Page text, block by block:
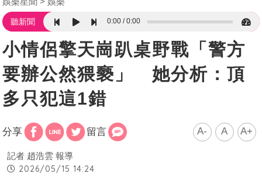
聽新聞 0:00 0:00
小情侶擎天崗趴桌野戰「警方
要辦公然猥褻」 她分析：頂
多只犯這1錯
分享 留言 A- A A+
記者 趙浩雲 報導
2026/05/15 14:24